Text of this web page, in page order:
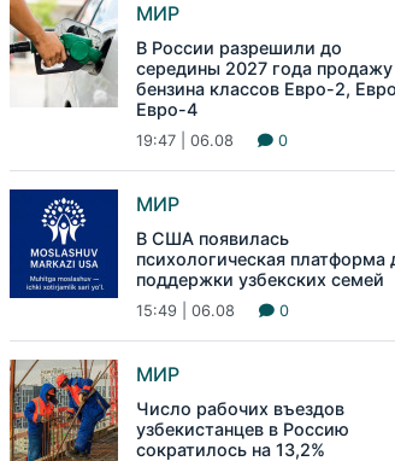
МИР
В России разрешили до
середины 2027 года продажу
бензина классов Евро-2,
Евро-4
19:47 | 06.08 0
МИР
В США появилась
психологическая платформа
поддержки узбекских семей
15:49 | 06.08 0
МИР
Число рабочих въездов
узбекистанцев в Россию
сократилось на 13,2%